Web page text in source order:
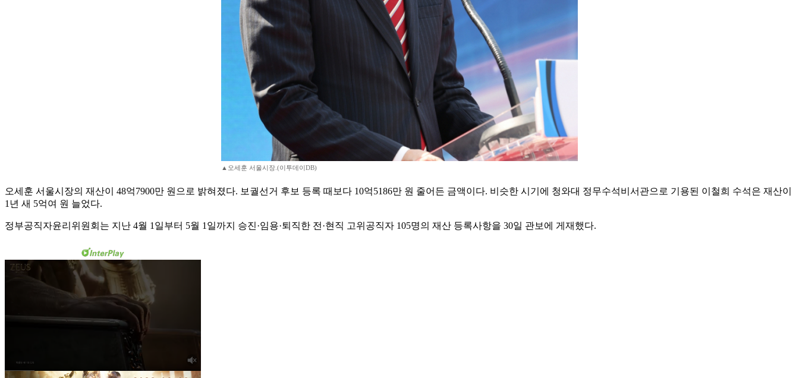
▲오세훈 서울시장.(이투데이DB)
오세훈 서울시장의 재산이 48억7900만 원으로 밝혀졌다. 보궐선거 후보 등록 때보다 10억5186만 원 줄어든 금액이다. 비슷한 시기에 청와대 정무수석비서관으로 기용된 이철희 수석은 재산이
1년 새 5억여 원 늘었다.
정부공직자윤리위원회는 지난 4월 1일부터 5월 1일까지 승진·임용·퇴직한 전·현직 고위공직자 105명의 재산 등록사항을 30일 관보에 게재했다.